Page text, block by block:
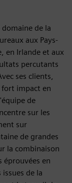
de la
aux Pays-
en Irlande et aux
percutants
ses clients,
impact en
de
sur les
sur
de grandes
la combinaison
éprouvées en
issues de la